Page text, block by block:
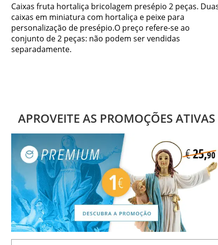
Caixas fruta hortaliça bricolagem presépio 2 peças.
caixas em miniatura com hortaliça e peixe para
personalização de presépio.O preço refere-se ao
conjunto de 2 peças: não podem ser vendidas
separadamente.
APROVEITE AS PROMOÇÕES ATIVAS